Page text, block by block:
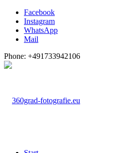
Facebook
Instagram
WhatsApp
Mail
Phone: +491733942106